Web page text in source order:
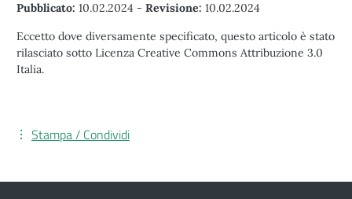
Pubblicato: 10.02.2024 - Revisione: 10.02.2024
Eccetto dove diversamente specificato, questo articolo è stato
rilasciato sotto Licenza Creative Commons Attribuzione 3.0
Italia.
Stampa / Condividi